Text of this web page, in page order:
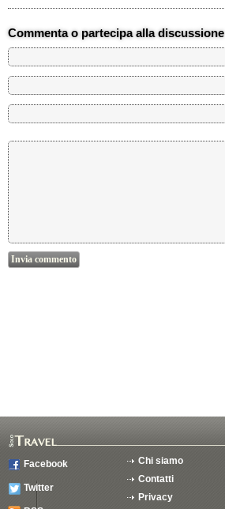
Commenta o partecipa alla discussione
Facebook
Twitter
Chi siamo
Contatti
Privacy